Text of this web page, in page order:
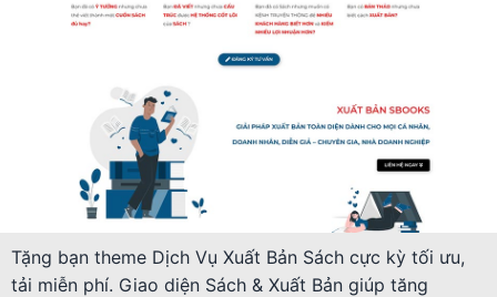
Tặng bạn theme Dịch Vụ Xuất Bản Sách cực kỳ tối ưu,
tải miễn phí. Giao diện Sách & Xuất Bản giúp tăng